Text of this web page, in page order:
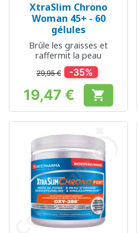
XtraSlim Chrono
Woman 45+ - 60
gélules
Brûle les graisses et
raffermit la peau
29,95 € -35%
Prix
19,47 € 